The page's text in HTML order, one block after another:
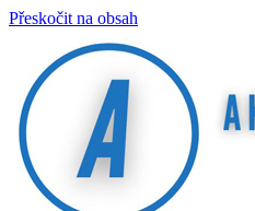
Přeskočit na obsah